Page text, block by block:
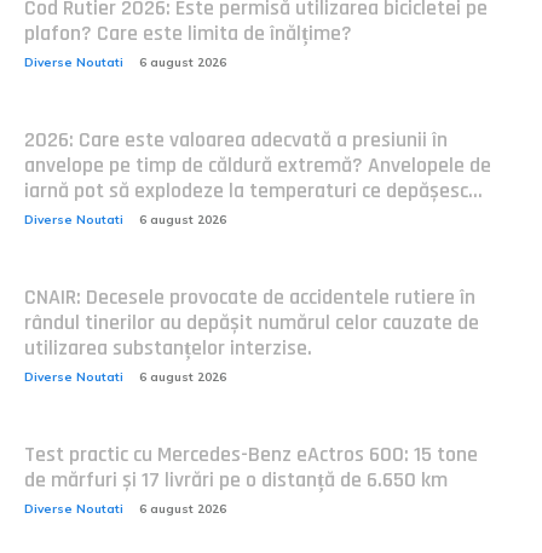
Cod Rutier 2026: Este permisă utilizarea bicicletei pe
plafon? Care este limita de înălțime?
Diverse Noutati 6 august 2026
2026: Care este valoarea adecvată a presiunii în
anvelope pe timp de căldură extremă? Anvelopele de
iarnă pot să explodeze la temperaturi ce depășesc...
Diverse Noutati 6 august 2026
CNAIR: Decesele provocate de accidentele rutiere în
rândul tinerilor au depășit numărul celor cauzate de
utilizarea substanțelor interzise.
Diverse Noutati 6 august 2026
Test practic cu Mercedes-Benz eActros 600: 15 tone
de mărfuri și 17 livrări pe o distanță de 6.650 km
Diverse Noutati 6 august 2026